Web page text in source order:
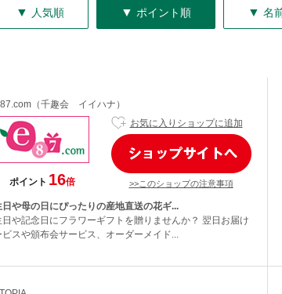
▼ 人気順 ▼ ポイント順 ▼ 名
（千趣会 イイハナ）
ポイント 16倍
お気に入りショップに追加
>>このショップの注意事項
日や母の日にぴったりの産地直送の花ギ...
日や記念日にフラワーギフトを贈りませんか？ 翌日お届け
ビスや頒布会サービス、オーダーメイド...